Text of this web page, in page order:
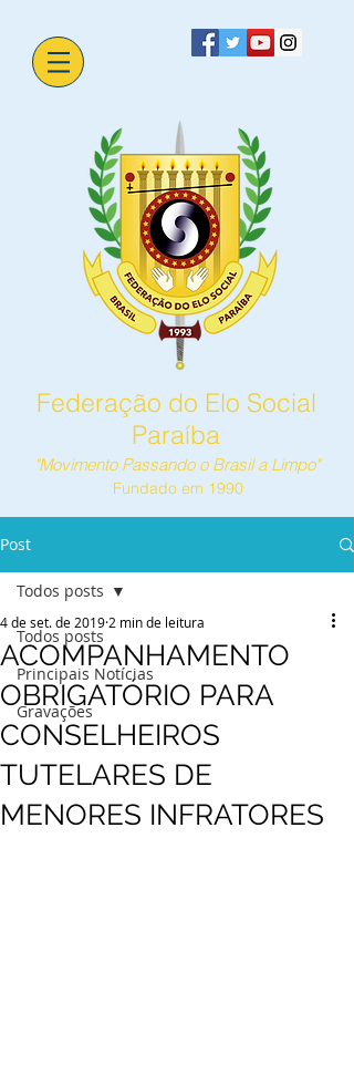
Federação do Elo Social
Paraíba
"Movimento Passando o Brasil a Limpo"
Fundado em 1990
Post
Todos posts
Principais Notícias
Gravações
Todos posts
ACOMPANHAMENTO
OBRIGATÓRIO PARA
CONSELHEIROS
TUTELARES DE
MENORES INFRATORES
4 de set. de 2019 2 min de leitura